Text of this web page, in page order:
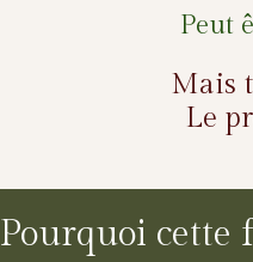
Peut
Mais
Le
Pourquoi cette